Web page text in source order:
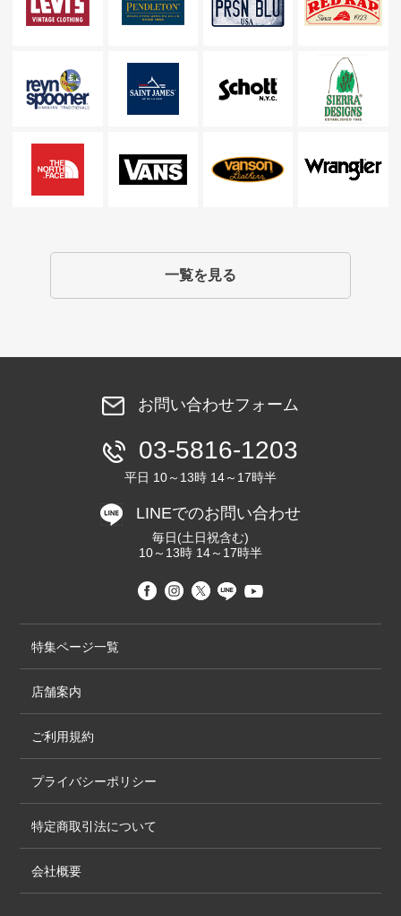
一覧を見る
お問い合わせフォーム
03-5816-1203
平日 10～13時 14～17時半
LINEでのお問い合わせ
毎日(土日祝含む)
10～13時 14～17時半
特集ページ一覧
店舗案内
ご利用規約
プライバシーポリシー
特定商取引法について
会社概要